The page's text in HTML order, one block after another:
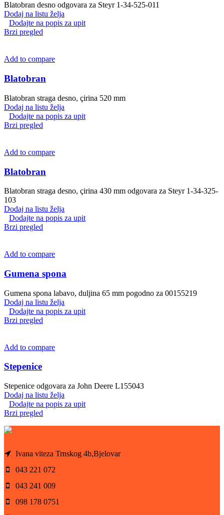
Blatobran desno odgovara za Steyr 1-34-525-011
Dodaj na listu želja
Dodajte na popis za upit
Brzi pregled
Add to compare
Blatobran
Blatobran straga desno, çirina 520 mm
Dodaj na listu želja
Dodajte na popis za upit
Brzi pregled
Add to compare
Blatobran
Blatobran straga desno, çirina 430 mm odgovara za Steyr 1-34-325-
103
Dodaj na listu želja
Dodajte na popis za upit
Brzi pregled
Add to compare
Gumena spona
Gumena spona labavo, duljina 65 mm pogodno za 00155219
Dodaj na listu želja
Dodajte na popis za upit
Brzi pregled
Add to compare
Stepenice
Stepenice odgovara za John Deere L155043
Dodaj na listu želja
Dodajte na popis za upit
Brzi pregled
Ivana viteza Trnskog 4b,Bjelovar
043 221 072
043 241 009
098 178 0751